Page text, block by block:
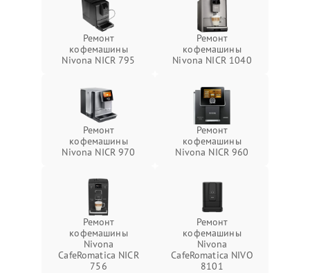
Ремонт
кофемашины
Nivona NICR 795
Ремонт
кофемашины
Nivona NICR 1040
Ремонт
кофемашины
Nivona NICR 970
Ремонт
кофемашины
Nivona NICR 960
Ремонт
кофемашины
Nivona
CafeRomatica NICR
756
Ремонт
кофемашины
Nivona
CafeRomatica NIVO
8101